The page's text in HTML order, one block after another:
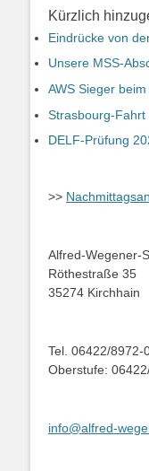
Kürzlich
Eindrücke von
Unsere MSS-
AWS Sieger
Strasbourg-Fahrt
DELF-Prüfung
>>
Alfred-Wegener-
Röthestraße 35
35274 Kirchhain
Tel. 06422/8972-
Oberstufe:
info@alfred-